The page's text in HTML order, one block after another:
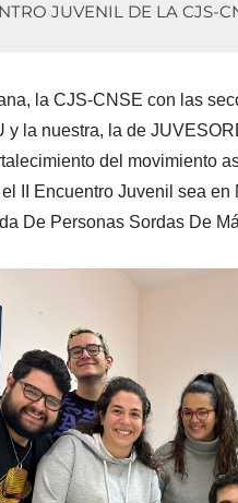
JUVENIL DE LA CJS-
la CJS-CNSE con las
y la nuestra, la de
del movimiento
II Encuentro Juvenil sea
De Personas Sordas De